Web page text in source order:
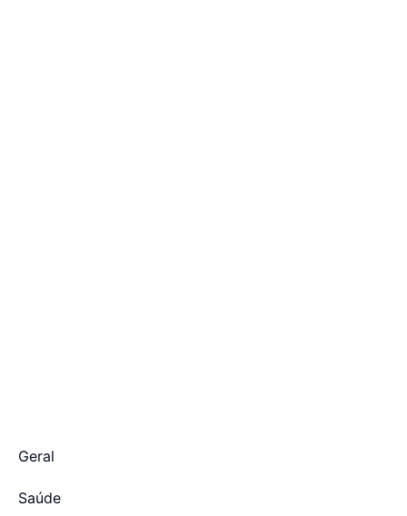
Geral
Saúde